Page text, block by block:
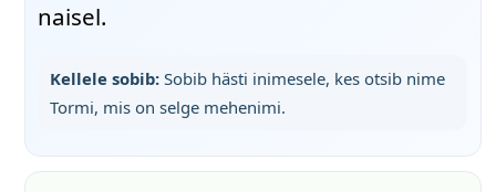
naisel.
Kellele sobib:Sobib hästi inimesele, kes otsib nime
Tormi, mis on selge mehenimi.